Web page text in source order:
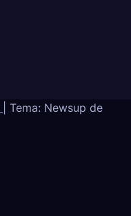
Tema: Newsup de